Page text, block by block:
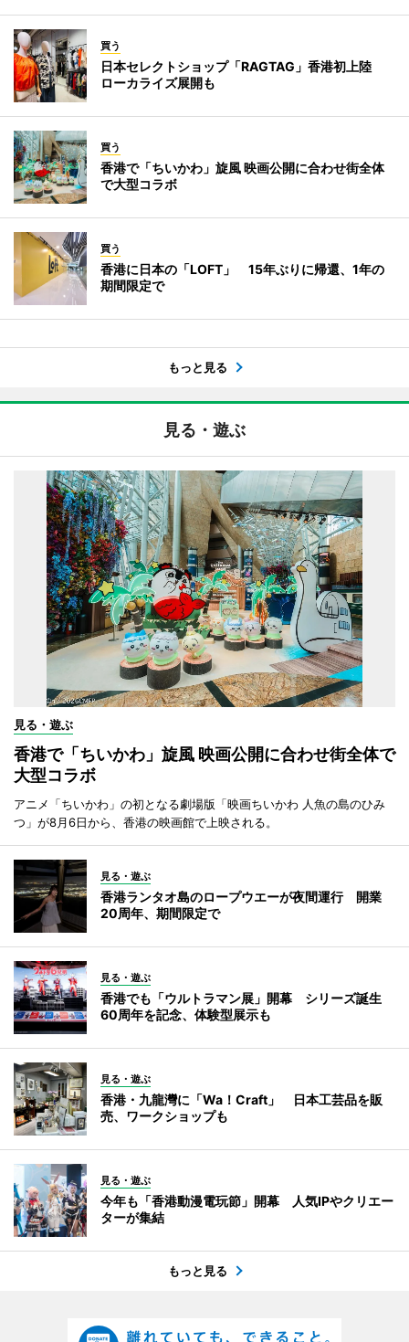
買う
日本セレクトショップ「RAGTAG」香港初上陸
ローカライズ展開も
買う
香港で「ちいかわ」旋風 映画公開に合わせ街全体
で大型コラボ
買う
香港に日本の「LOFT」 15年ぶりに帰還、1年の
期間限定で
もっと見る
見る・遊ぶ
見る・遊ぶ
香港で「ちいかわ」旋風 映画公開に合わせ街全体で
大型コラボ
アニメ「ちいかわ」の初となる劇場版「映画ちいかわ 人魚の島のひみ
つ」が8月6日から、香港の映画館で上映される。
見る・遊ぶ
香港ランタオ島のロープウエーが夜間運行 開業
20周年、期間限定で
見る・遊ぶ
香港でも「ウルトラマン展」開幕 シリーズ誕生
60周年を記念、体験型展示も
見る・遊ぶ
香港・九龍灣に「Wa！Craft」 日本工芸品を販
売、ワークショップも
見る・遊ぶ
今年も「香港動漫電玩節」開幕 人気IPやクリエー
ターが集結
もっと見る